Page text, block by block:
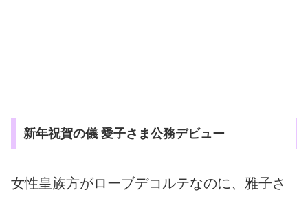
新年祝賀の儀 愛子さま公務デビュー
女性皇族方がローブデコルテなのに、雅子さ